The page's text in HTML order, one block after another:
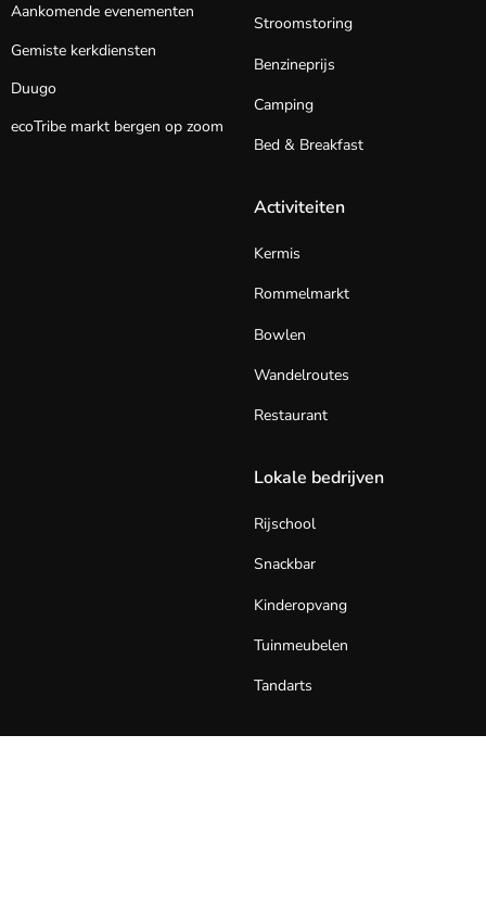
Aankomende evenementen
Gemiste kerkdiensten
Duugo
ecoTribe markt bergen op zoom
Stroomstoring
Benzineprijs
Camping
Bed & Breakfast
Activiteiten
Kermis
Rommelmarkt
Bowlen
Wandelroutes
Restaurant
Lokale bedrijven
Rijschool
Snackbar
Kinderopvang
Tuinmeubelen
Tandarts